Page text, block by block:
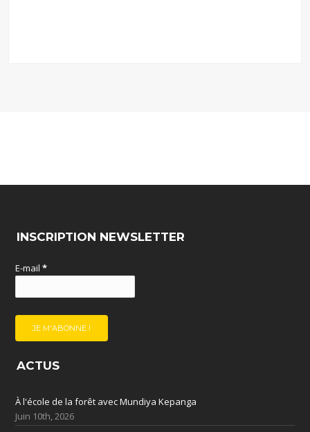
INSCRIPTION NEWSLETTER
E-mail*
ACTUS
À l'école de la forêt avec Mundiya Kepanga
Juin 10th, 2026